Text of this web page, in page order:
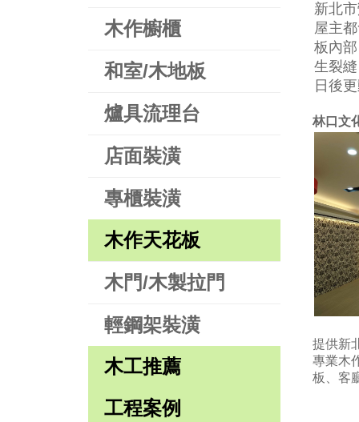
木作櫥櫃
和室/木地板
爐具流理台
店面裝潢
專櫃裝潢
木作天花板
木門/木製拉門
輕鋼架裝潢
木工推薦
工程案例
新北
屋主
板內
生裂
日後
林口文
提供新
專業木
板、客